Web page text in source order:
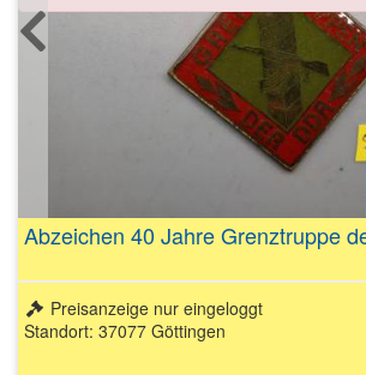
Abzeichen 40 Jahre Grenztruppe
Preisanzeige nur eingeloggt
Standort: 37077 Göttingen